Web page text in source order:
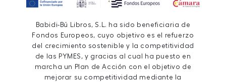
Babidi-Bú Libros, S.L. ha sido beneficiaria de
Fondos Europeos, cuyo objetivo es el refuerzo
del crecimiento sostenible y la competitividad
de las PYMES, y gracias al cual ha puesto en
marcha un Plan de Acción con el objetivo de
mejorar su competitividad mediante la